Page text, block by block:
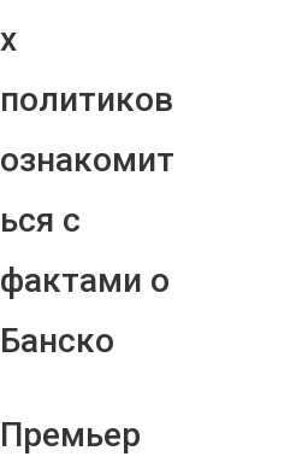
х
политиков
ознакомит
ься с
фактами о
Банско
Премьер